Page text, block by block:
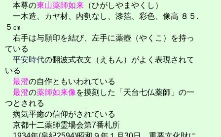
本尊の東山薬師如来 （ひがしやまやくし）
一木造、カヤ材、内刳なし、漆箔、彩色、像高 ８５.
５㎝
右手は与願印を結び、左手に薬壺（やくこ）を持っ
ている
平安時代の翻波式衣文（えもん）がよく表現されて
いる
最澄の自作ともいわれている
最澄の薬師如来像を摸刻した「天台七仏薬師」の一
つとされる
病気平癒の信仰がされている
京都十二薬師霊場会第7番札所